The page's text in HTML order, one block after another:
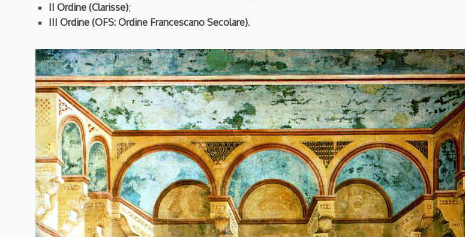
II Ordine (Clarisse);
III Ordine (OFS: Ordine Francescano Secolare).